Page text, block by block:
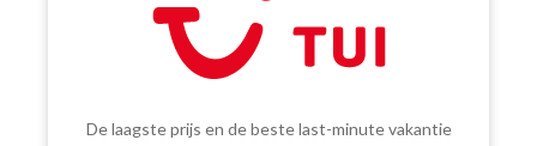
De laagste prijs en de beste last-minute vakantie